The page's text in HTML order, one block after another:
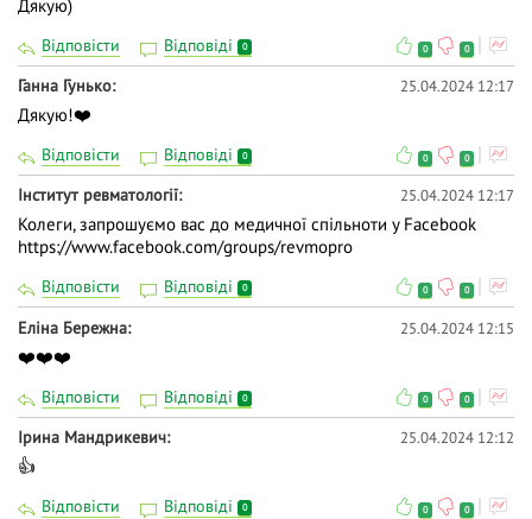
Дякую)
Відповісти Відповіді 0 0 0
Ганна Гунько 25.04.2024 12:17
Дякую!❤️
Відповісти Відповіді 0 0 0
Інститут ревматології 25.04.2024 12:17
Колеги, запрошуємо вас до медичної спільноти у Facebook
https://www.facebook.com/groups/revmopro
Відповісти Відповіді 0 0 0
Еліна Бережна 25.04.2024 12:15
❤️❤️❤️
Відповісти Відповіді 0 0 0
Ірина Мандрикевич 25.04.2024 12:12
👍
Відповісти Відповіді 0 0 0